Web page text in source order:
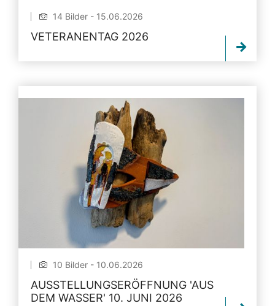
14 Bilder - 15.06.2026
VETERANENTAG 2026
10 Bilder - 10.06.2026
AUSSTELLUNGSERÖFFNUNG 'AUS
DEM WASSER' 10. JUNI 2026